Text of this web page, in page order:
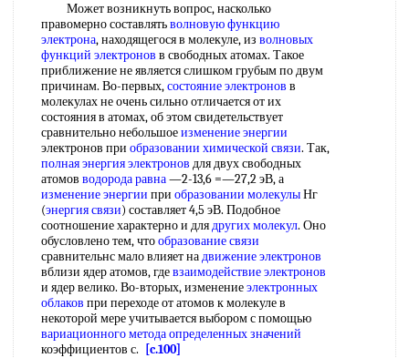
Может возникнуть вопрос, насколько
правомерно составлятьволновую функцию
электрона, находящегося в молекуле, из волновых
функций электронов в свободных атомах. Такое
приближение не является слишком грубым по двум
причинам. Во-первых,состояние электронов в
молекулах не очень сильно отличается от их
состояния в атомах, об этом свидетельствует
сравнительно небольшоеизменение энергии
электронов при образовании химической связи. Так,
полная энергия электронов для двух свободных
атомов водородаравна—2-13,6 =—27,2 эВ, а
изменение энергии при образовании молекулыНг
(энергия связи) составляет 4,5 эВ. Подобное
соотношение характерно и длядругих молекул. Оно
обусловлено тем, чтообразование связи
сравнительнс мало влияет надвижение электронов
вблизи ядер атомов, гдевзаимодействие электронов
и ядер велико. Во-вторых, изменениеэлектронных
облаков при переходе от атомов к молекуле в
некоторой мере учитывается выбором с помощью
вариационного методаопределенных значений
коэффициентов с.
[c.100]